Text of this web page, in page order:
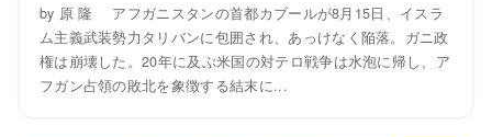
by 原 隆 アフガニスタンの首都カブールが8月15日、イスラ
ム主義武装勢力タリバンに包囲され、あっけなく陥落。ガニ政
権は崩壊した。20年に及ぶ米国の対テロ戦争は水泡に帰し、ア
フガン占領の敗北を象徴する結末に...